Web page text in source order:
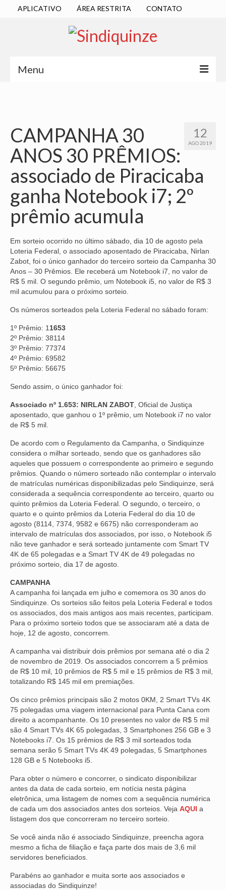
APLICATIVO ÁREA RESTRITA CONTATO
Menu
DIRETORIA EXECUTIVA
ESTATUTO
ATAS
LOCALIZAÇÃO
QUEM SOMOS
NOSSA HISTÓRIA
SUBSEDES
ARAÇATUBA
PRESIDENTE PRUDENTE
RIBEIRÃO PRETO
SÃO JOSÉ DOS CAMPOS
SÃO JOSÉ DO RIO PRETO
SOROCABA
NOTÍCIAS
BOLETIM
VÍDEOS
CONVÊNIOS
SINDICALIZE-SE
JURÍDICO
NÚCLEOS
AGENTES DE POLÍCIA JUDICIAL
ANALISTAS JUDICIÁRIOS
ACESSIBILIDADE E INCLUSÃO
LGBTQIA+
MULHERES
OFICIAIS DE JUSTIÇA
SAÚDE
SOLIDARIEDADE
TÉCNICOS JUDICIÁRIOS
TECNOLOGIA DA INFORMAÇÃO
12
AGO 2019
CAMPANHA 30
ANOS 30 PRÊMIOS:
associado de Piracicaba
ganha Notebook i7; 2º
prêmio acumula
Em sorteio ocorrido no último sábado, dia 10 de agosto pela
Loteria Federal, o associado aposentado de Piracicaba, Nirlan
Zabot, foi o único ganhador do terceiro sorteio da Campanha 30
Anos – 30 Prêmios. Ele receberá um Notebook i7, no valor de
R$ 5 mil. O segundo prêmio, um Notebook i5, no valor de R$ 3
mil acumulou para o próximo sorteio.
Os números sorteados pela Loteria Federal no sábado foram:
1º Prêmio: 1 1653
2º Prêmio: 38114
3º Prêmio: 77374
4º Prêmio: 69582
5º Prêmio: 56675
Sendo assim, o único ganhador foi:
Associado nº 1.653: NIRLAN ZABOT , Oficial de Justiça
aposentado, que ganhou o 1º prêmio, um Notebook i7 no valor
de R$ 5 mil.
De acordo com o Regulamento da Campanha, o Sindiquinze
considera o milhar sorteado, sendo que os ganhadores são
aqueles que possuem o correspondente ao primeiro e segundo
prêmios. Quando o número sorteado não contemplar o intervalo
de matrículas numéricas disponibilizadas pelo Sindiquinze, será
considerada a sequência correspondente ao terceiro, quarto ou
quinto prêmios da Loteria Federal. O segundo, o terceiro, o
quarto e o quinto prêmios da Loteria Federal do dia 10 de
agosto (8114, 7374, 9582 e 6675) não corresponderam ao
intervalo de matrículas dos associados, por isso, o Notebook i5
não teve ganhador e será sorteado juntamente com Smart TV
4K de 65 polegadas e a Smart TV 4K de 49 polegadas no
próximo sorteio, dia 17 de agosto.
CAMPANHA
A campanha foi lançada em julho e comemora os 30 anos do
Sindiquinze. Os sorteios são feitos pela Loteria Federal e todos
os associados, dos mais antigos aos mais recentes, participam.
Para o próximo sorteio todos que se associaram até a data de
hoje, 12 de agosto, concorrem.
A campanha vai distribuir dois prêmios por semana até o dia 2
de novembro de 2019. Os associados concorrem a 5 prêmios
de R$ 10 mil, 10 prêmios de R$ 5 mil e 15 prêmios de R$ 3 mil,
totalizando R$ 145 mil em premiações.
Os cinco prêmios principais são 2 motos 0KM, 2 Smart TVs 4K
75 polegadas uma viagem internacional para Punta Cana com
direito a acompanhante. Os 10 presentes no valor de R$ 5 mil
são 4 Smart TVs 4K 65 polegadas, 3 Smartphones 256 GB e 3
Notebooks i7. Os 15 prêmios de R$ 3 mil sorteados toda
semana serão 5 Smart TVs 4K 49 polegadas, 5 Smartphones
128 GB e 5 Notebooks i5.
Para obter o número e concorrer, o sindicato disponibilizar
antes da data de cada sorteio, em notícia nesta página
eletrônica, uma listagem de nomes com a sequência numérica
de cada um dos associados antes dos sorteios. Veja AQUI a
listagem dos que concorreram no terceiro sorteio.
Se você ainda não é associado Sindiquinze, preencha agora
mesmo a ficha de filiação e faça parte dos mais de 3,6 mil
servidores beneficiados.
Parabéns ao ganhador e muita sorte aos associados e
associadas do Sindiquinze!